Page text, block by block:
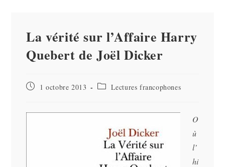
La vérité sur l’Affaire Harry
Quebert de Joël Dicker
Publication
1 octobre 2013
Post Lectures francophones
O
ù
l’
hi